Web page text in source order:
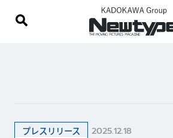
プレスリリース 2025.12.18